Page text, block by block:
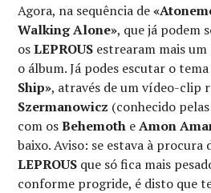
Agora, na sequência de
Walking Alone», que já podem
osLEPROUS estrearam mais
o álbum. Já podes escutar o
Ship», através de um vídeo-clip
Szermanowicz (conhecido
com osBehemoth eAmon
baixo. Aviso: se estava à procura
LEPROUS que só fica mais
conforme progride, é disto que